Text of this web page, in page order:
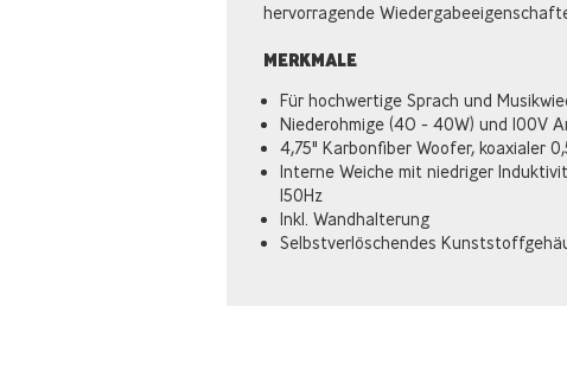
hervorragende
MERKMALE
Für hochwertige Sprach und
Niederohmige (4O - 40W) und 100V
4,75" Karbonfiber Woofer, koaxialer
Interne Weiche mit niedriger
150Hz
Inkl. Wandhalterung
Selbstverlöschendes